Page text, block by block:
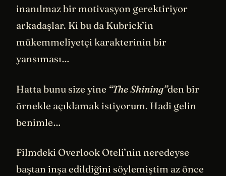
inanılmaz bir motivasyon gerektiriyor
arkadaşlar. Ki bu da Kubrick’in
mükemmeliyetçi karakterinin bir
yansıması…
Hatta bunu size yine “The Shining”den bir
örnekle açıklamak istiyorum. Hadi gelin
benimle…
Filmdeki Overlook Oteli’nin neredeyse
baştan inşa edildiğini söylemiştim az önce